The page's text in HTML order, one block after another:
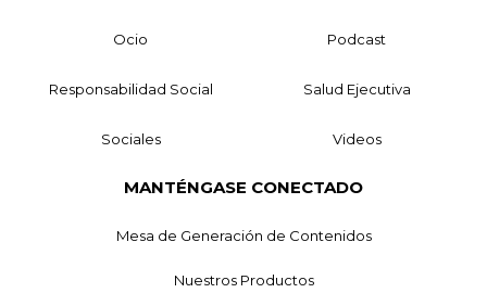
Ocio Podcast
Responsabilidad Social Salud Ejecutiva
Sociales Videos
MANTÉNGASE CONECTADO
Mesa de Generación de Contenidos
Nuestros Productos